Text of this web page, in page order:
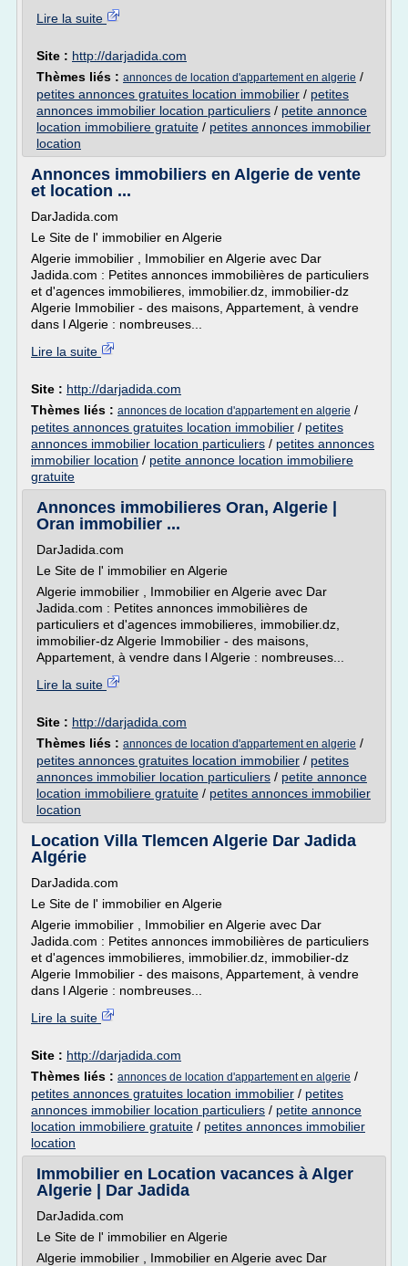
Lire la suite
Site : http://darjadida.com
Thèmes liés : annonces de location d'appartement en algerie /
petites annonces gratuites location immobilier / petites
annonces immobilier location particuliers / petite annonce
location immobiliere gratuite / petites annonces immobilier
location
Annonces immobiliers en Algerie de vente
et location ...
DarJadida.com
Le Site de l' immobilier en Algerie
Algerie immobilier , Immobilier en Algerie avec Dar
Jadida.com : Petites annonces immobilières de particuliers
et d'agences immobilieres, immobilier.dz, immobilier-dz
Algerie Immobilier - des maisons, Appartement, à vendre
dans l Algerie : nombreuses...
Lire la suite
Site : http://darjadida.com
Thèmes liés : annonces de location d'appartement en algerie /
petites annonces gratuites location immobilier / petites
annonces immobilier location particuliers / petites annonces
immobilier location / petite annonce location immobiliere
gratuite
Annonces immobilieres Oran, Algerie |
Oran immobilier ...
DarJadida.com
Le Site de l' immobilier en Algerie
Algerie immobilier , Immobilier en Algerie avec Dar
Jadida.com : Petites annonces immobilières de
particuliers et d'agences immobilieres, immobilier.dz,
immobilier-dz Algerie Immobilier - des maisons,
Appartement, à vendre dans l Algerie : nombreuses...
Lire la suite
Site : http://darjadida.com
Thèmes liés : annonces de location d'appartement en algerie /
petites annonces gratuites location immobilier / petites
annonces immobilier location particuliers / petite annonce
location immobiliere gratuite / petites annonces immobilier
location
Location Villa Tlemcen Algerie Dar Jadida
Algérie
DarJadida.com
Le Site de l' immobilier en Algerie
Algerie immobilier , Immobilier en Algerie avec Dar
Jadida.com : Petites annonces immobilières de particuliers
et d'agences immobilieres, immobilier.dz, immobilier-dz
Algerie Immobilier - des maisons, Appartement, à vendre
dans l Algerie : nombreuses...
Lire la suite
Site : http://darjadida.com
Thèmes liés : annonces de location d'appartement en algerie /
petites annonces gratuites location immobilier / petites
annonces immobilier location particuliers / petite annonce
location immobiliere gratuite / petites annonces immobilier
location
Immobilier en Location vacances à Alger
Algerie | Dar Jadida
DarJadida.com
Le Site de l' immobilier en Algerie
Algerie immobilier , Immobilier en Algerie avec Dar